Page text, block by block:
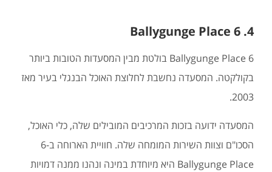
4. 6 Ballygunge Place
6 Ballygunge Place בולטת מבין המסעדות הטובות ביותר
בקולקטה. המסעדה נחשבת לחלוצת האוכל הבנגלי בעיר מאז
2003.
המסעדה ידועה בזכות המרכיבים המובילים שלה, כלי האוכל,
הסכו"ם וצוות השירות המומחה שלה. חוויית הארוחה ב-6
Ballygunge Place היא מיוחדת במינה ונהנו ממנה דמויות